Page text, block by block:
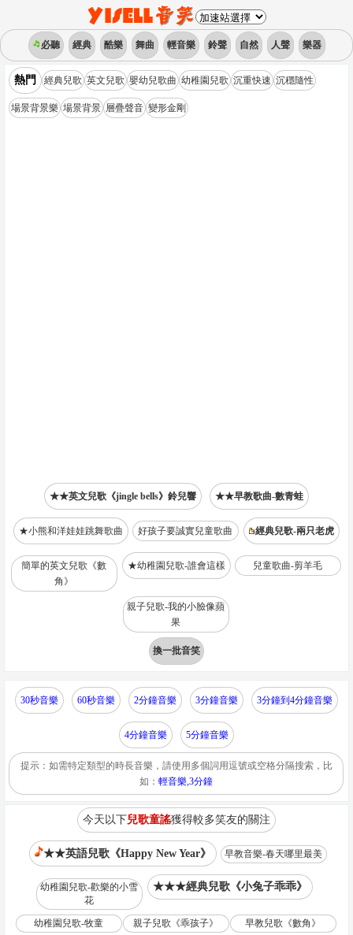
必聽 經典 酷樂 舞曲 輕音樂 鈴聲 自然 人聲 樂器
熱門 經典兒歌 英文兒歌 嬰幼兒歌曲 幼稚園兒歌 沉重快速 沉穩隨性
場景背景樂 場景背景 層疊聲音 變形金剛
★★英文兒歌《jingle bells》鈴兒響 ★★早教歌曲-數青蛙
★小熊和洋娃娃跳舞歌曲 好孩子要誠實兒童歌曲 經典兒歌-兩只老虎
簡單的英文兒歌《數
角》
★幼稚園兒歌-誰會這樣 兒童歌曲-剪羊毛
親子兒歌-我的小臉像蘋
果
換一批音笑
30秒音樂 60秒音樂 2分鐘音樂 3分鐘音樂 3分鐘到4分鐘音樂
4分鐘音樂 5分鐘音樂
提示：如需特定類型的時長音樂，請使用多個詞用逗號或空格分隔搜索，比
如：輕音樂,3分鐘
今天以下兒歌童謠獲得較多笑友的關注
★★英語兒歌《Happy New Year》 早教音樂-春天哪里最美
幼稚園兒歌-歡樂的小雪
花
★★★經典兒歌《小兔子乖乖》
幼稚園兒歌-牧童 親子兒歌《乖孩子》 早教兒歌《數角》